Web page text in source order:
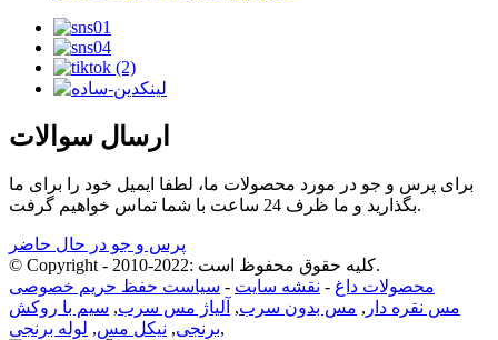
ارسال سوالات
برای پرس و جو در مورد محصولات ما، لطفا ایمیل خود را برای ما
بگذارید و ما ظرف 24 ساعت با شما تماس خواهیم گرفت.
پرس و جو در حال حاضر
© Copyright - 2010-2022: کلیه حقوق محفوظ است.
محصولات داغ - نقشه سایت - سیاست حفظ حریم خصوصی
مس نقره دار , مس بدون سرب, آلیاژ مس سرب, سیم با روکش
برنجی, نیکل مس, لوله برنجی ,